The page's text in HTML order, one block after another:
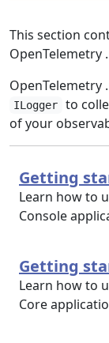
This section
OpenTelemetry
OpenTelemetry
ILogger
to
of your
Getting
Learn how to
Console
Getting
Learn how to
Core